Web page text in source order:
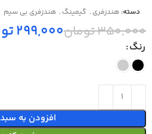
دسته: هندزفری , گیمینگ , هندزفری بی‌ سیم
350,000تومان299,000
رنگ
افزودن به